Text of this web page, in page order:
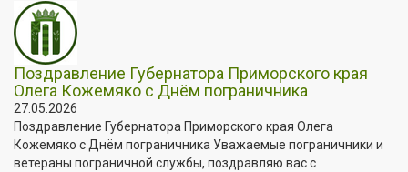
Поздравление Губернатора Приморского края
Олега Кожемяко с Днём пограничника
27.05.2026
Поздравление Губернатора Приморского края Олега
Кожемяко с Днём пограничника Уважаемые пограничники и
ветераны пограничной службы, поздравляю вас с